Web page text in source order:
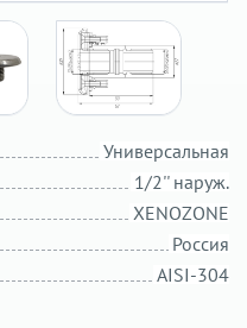
Универсальная
1/2'' наруж.
XENOZONE
Россия
AISI-304